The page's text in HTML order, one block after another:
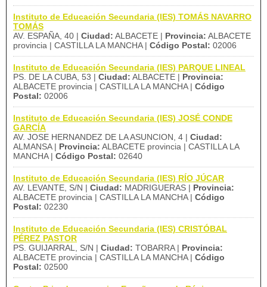
Instituto de Educación Secundaria (IES) TOMÁS NAVARRO
TOMÁS
AV. ESPAÑA, 40 | Ciudad: ALBACETE | Provincia: ALBACETE
provincia | CASTILLA LA MANCHA | Código Postal: 02006
Instituto de Educación Secundaria (IES) PARQUE LINEAL
PS. DE LA CUBA, 53 | Ciudad: ALBACETE | Provincia:
ALBACETE provincia | CASTILLA LA MANCHA | Código
Postal: 02006
Instituto de Educación Secundaria (IES) JOSÉ CONDE
GARCÍA
AV. JOSE HERNANDEZ DE LA ASUNCION, 4 | Ciudad:
ALMANSA | Provincia: ALBACETE provincia | CASTILLA LA
MANCHA | Código Postal: 02640
Instituto de Educación Secundaria (IES) RÍO JÚCAR
AV. LEVANTE, S/N | Ciudad: MADRIGUERAS | Provincia:
ALBACETE provincia | CASTILLA LA MANCHA | Código
Postal: 02230
Instituto de Educación Secundaria (IES) CRISTÓBAL
PÉREZ PASTOR
PS. GUIJARRAL, S/N | Ciudad: TOBARRA | Provincia:
ALBACETE provincia | CASTILLA LA MANCHA | Código
Postal: 02500